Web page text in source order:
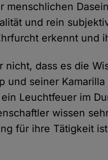
menschlichen
und rein
erkennt und
nicht, dass es die
und seiner
Leuchtfeuer im
wissen
für ihre Tätigkeit